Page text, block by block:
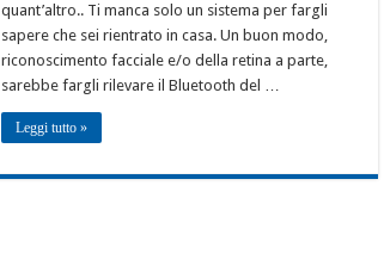
quant’altro.. Ti manca solo un sistema per fargli
sapere che sei rientrato in casa. Un buon modo,
riconoscimento facciale e/o della retina a parte,
sarebbe fargli rilevare il Bluetooth del …
Leggi tutto »